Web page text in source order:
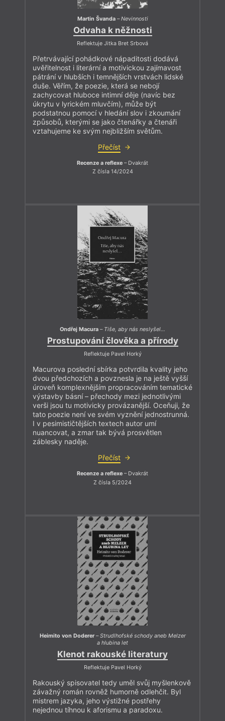
Martin Švanda–Nevinnosti
Odvaha k něžnosti
Reflektuje Jitka Bret Srbová
Přetrvávající pohádkové nápaditosti dodává
uvěřitelnost i literární a motivickou zajímavost
pátrání v hlubších i temnějších vrstvách lidské
duše. Věřím, že poezie, která se nebojí
zachycovat hluboce intimní děje (navíc bez
úkrytu v lyrickém mluvčím), může být
podstatnou pomocí v hledání slov i zkoumání
způsobů, kterými se jako čtenářky a čtenáři
vztahujeme ke svým nejbližším světům.
Přečíst
Recenze a reflexe – Dvakrát
Z čísla 14/2024
Ondřej Macura – Tiše, aby nás neslyšel…
Prostupování člověka a přírody
Reflektuje Pavel Horký
Macurova poslední sbírka potvrdila kvality jeho
dvou předchozích a povznesla je na ještě vyšší
úroveň komplexnějším propracováním tematické
výstavby básní – přechody mezi jednotlivými
verši jsou tu motivicky provázanější. Oceňuji, že
tato poezie není ve svém vyznění jednostrunná.
I v pesimističtějších textech autor umí
nuancovat, a zmar tak bývá prosvětlen
záblesky naděje.
Přečíst
Recenze a reflexe – Dvakrát
Z čísla 5/2024
Heimito von Doderer–Strudlhofské schody aneb Melzer
a hlubina let
Klenot rakouské literatury
Reflektuje Pavel Horký
Rakouský spisovatel tedy uměl svůj myšlenkově
závažný román rovněž humorně odlehčit. Byl
mistrem jazyka, jeho výstižné postřehy
nejednou tíhnou k aforismu a paradoxu.